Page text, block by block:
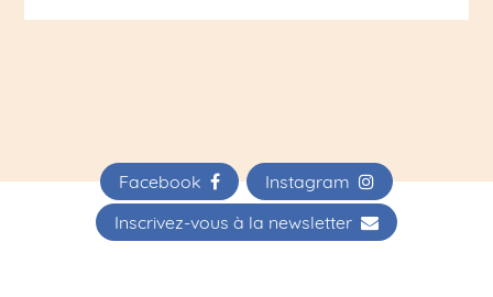
Facebook
Instagram
Inscrivez-vous à la newsletter